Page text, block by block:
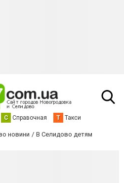
С Справочная Т Такси
новини
В Селидово детям